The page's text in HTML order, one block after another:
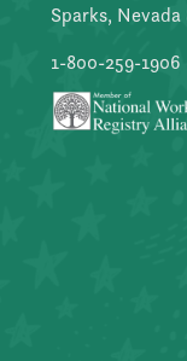
Sparks, Nevada
1-800-259-1906